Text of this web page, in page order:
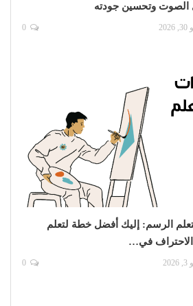
الصوت وتحسين جودته
الرسم: إليك أفضل خطة لتعلم
في…